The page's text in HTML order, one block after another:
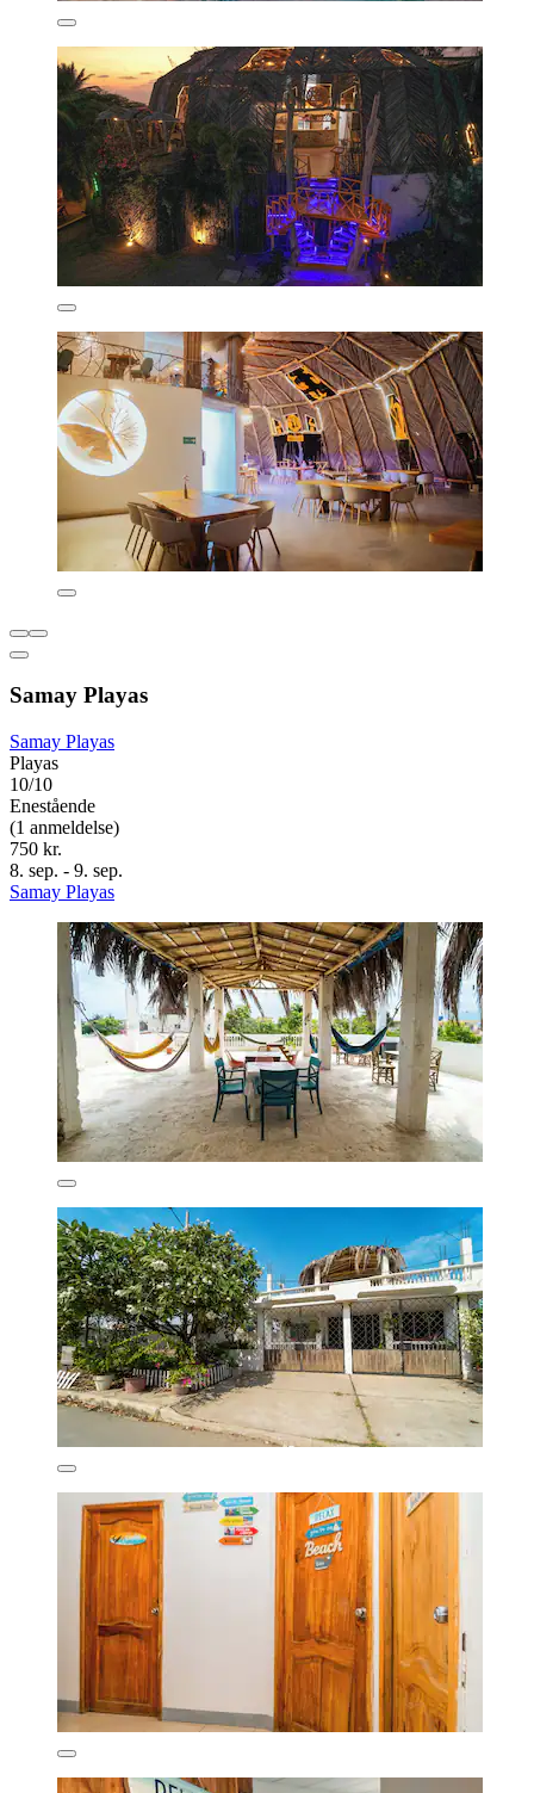
Samay Playas
Samay Playas
Playas
10/10
Enestående
(1 anmeldelse)
750 kr.
8. sep. - 9. sep.
Samay Playas